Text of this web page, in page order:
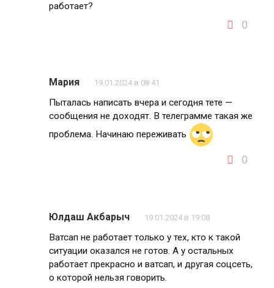
работает?
0
Мария 19.01.2024 в 08:41
Пыталась написать вчера и сегодня тете —
сообщения не доходят. В телеграмме такая же
проблема. Начинаю переживать
0
Юлдаш Акбарыч 19.01.2024 в 19:08
Ватсап не работает только у тех, кто к такой
ситуации оказался не готов. А у остальных
работает прекрасно и ватсап, и другая соцсеть,
о которой нельзя говорить.